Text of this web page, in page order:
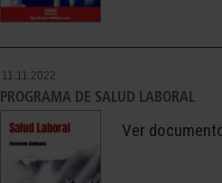
11.11.2022
PROGRAMA DE SALUD LABORAL
Ver